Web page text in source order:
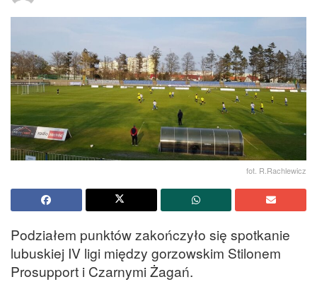
fot. R.Rachlewicz
Podziałem punktów zakończyło się spotkanie
lubuskiej IV ligi między gorzowskim Stilonem
Prosupport i Czarnymi Żagań.